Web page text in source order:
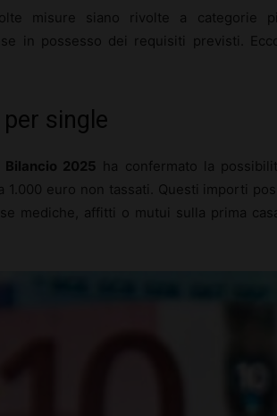
misure siano rivolte a categorie
se in possesso dei requisiti previsti.
single
2025
ha confermato la
1.000 euro non tassati. Questi importi
mediche, affitti o mutui sulla prima